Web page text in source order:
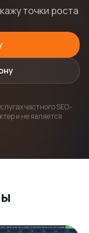
точки роста
частного SEO-
и не является